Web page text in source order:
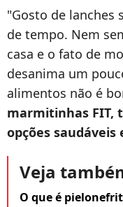
"Gosto de lanches
de tempo. Nem
casa e o fato de
desanima um
alimentos não é
marmitinhas FIT,
opções saudáveis
Veja
O que é